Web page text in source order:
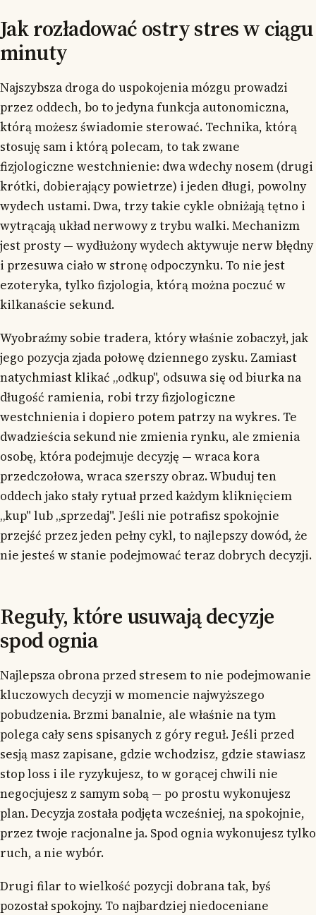
Jak rozładować ostry stres w ciągu
minuty
Najszybsza droga do uspokojenia mózgu prowadzi
przez oddech, bo to jedyna funkcja autonomiczna,
którą możesz świadomie sterować. Technika, którą
stosuję sam i którą polecam, to tak zwane
fizjologiczne westchnienie: dwa wdechy nosem (drugi
krótki, dobierający powietrze) i jeden długi, powolny
wydech ustami. Dwa, trzy takie cykle obniżają tętno i
wytrącają układ nerwowy z trybu walki. Mechanizm
jest prosty — wydłużony wydech aktywuje nerw błędny
i przesuwa ciało w stronę odpoczynku. To nie jest
ezoteryka, tylko fizjologia, którą można poczuć w
kilkanaście sekund.
Wyobraźmy sobie tradera, który właśnie zobaczył, jak
jego pozycja zjada połowę dziennego zysku. Zamiast
natychmiast klikać „odkup", odsuwa się od biurka na
długość ramienia, robi trzy fizjologiczne
westchnienia i dopiero potem patrzy na wykres. Te
dwadzieścia sekund nie zmienia rynku, ale zmienia
osobę, która podejmuje decyzję — wraca kora
przedczołowa, wraca szerszy obraz. Wbuduj ten
oddech jako stały rytuał przed każdym kliknięciem
„kup" lub „sprzedaj". Jeśli nie potrafisz spokojnie
przejść przez jeden pełny cykl, to najlepszy dowód, że
nie jesteś w stanie podejmować teraz dobrych decyzji.
Reguły, które usuwają decyzje
spod ognia
Najlepsza obrona przed stresem to nie podejmowanie
kluczowych decyzji w momencie najwyższego
pobudzenia. Brzmi banalnie, ale właśnie na tym
polega cały sens spisanych z góry reguł. Jeśli przed
sesją masz zapisane, gdzie wchodzisz, gdzie stawiasz
stop loss i ile ryzykujesz, to w gorącej chwili nie
negocjujesz z samym sobą — po prostu wykonujesz
plan. Decyzja została podjęta wcześniej, na spokojnie,
przez twoje racjonalne ja. Spod ognia wykonujesz tylko
ruch, a nie wybór.
Drugi filar to wielkość pozycji dobrana tak, byś
pozostał spokojny. To najbardziej niedoceniane